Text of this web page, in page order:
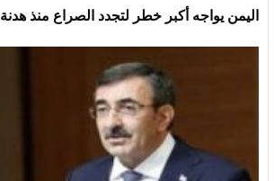
اليمن يواجه أكبر خطر لتجدد الصراع منذ هدنة 2022